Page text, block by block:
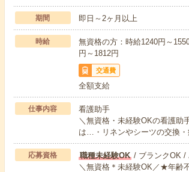
期間 即日～2ヶ月以上
時給
無資格の方：時給1240円～
円～1812円
交通費
全額支給
仕事内容
看護助手
＼無資格・未経験OKの看護助
は…・リネンやシーツの交換
応募資格 職種未経験OK/ ブランクOK /
＼無資格＊未経験OK／★年齢